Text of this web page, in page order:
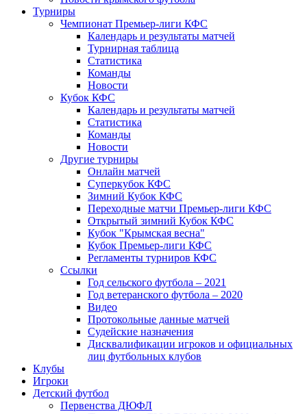
Турниры
Чемпионат Премьер-лиги КФС
Календарь и результаты матчей
Турнирная таблица
Статистика
Команды
Новости
Кубок КФС
Календарь и результаты матчей
Статистика
Команды
Новости
Другие турниры
Онлайн матчей
Суперкубок КФС
Зимний Кубок КФС
Переходные матчи Премьер-лиги КФС
Открытый зимний Кубок КФС
Кубок "Крымская весна"
Кубок Премьер-лиги КФС
Регламенты турниров КФС
Ссылки
Год сельского футбола – 2021
Год ветеранского футбола – 2020
Видео
Протокольные данные матчей
Судейские назначения
Дисквалификации игроков и официальных
лиц футбольных клубов
Клубы
Игроки
Детский футбол
Первенства ДЮФЛ